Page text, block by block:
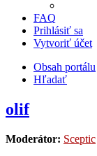
FAQ
Prihlásiť sa
Vytvoriť účet
Obsah portálu
Hľadať
olif
Moderátor: Sceptic